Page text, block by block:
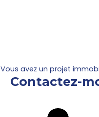
Vous avez un projet
Contactez-